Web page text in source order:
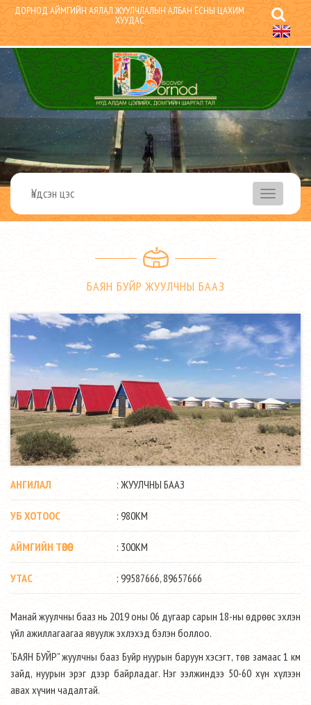
ДОРНОД АЙМГИЙН АЯЛАЛ ЖУУЛЧЛАЛЫН АЛБАН ЁСНЫ ЦАХИМ
ХУУДАС
Үндсэн цэс menu
БАЯН БУЙР ЖУУЛЧНЫ БААЗ
АНГИЛАЛ : ЖУУЛЧНЫ БААЗ
УБ ХОТООС : 980КМ
АЙМГИЙН ТӨВӨӨС : 300КМ
УТАС : 99587666, 89657666
Манай жуулчны бааз нь 2019 оны 06 дугаар сарын 18-ны өдрөөс эхлэн
үйл ажиллагаагаа явуулж эхлэхэд бэлэн боллоо.
‘БАЯН БУЙР” жуулчны бааз Буйр нуурын баруун хэсэгт, төв замаас 1 км
зайд, нуурын эрэг дээр байрладаг. Нэг ээлжиндээ 50-60 хүн хүлээн
авах хүчин чадалтай.